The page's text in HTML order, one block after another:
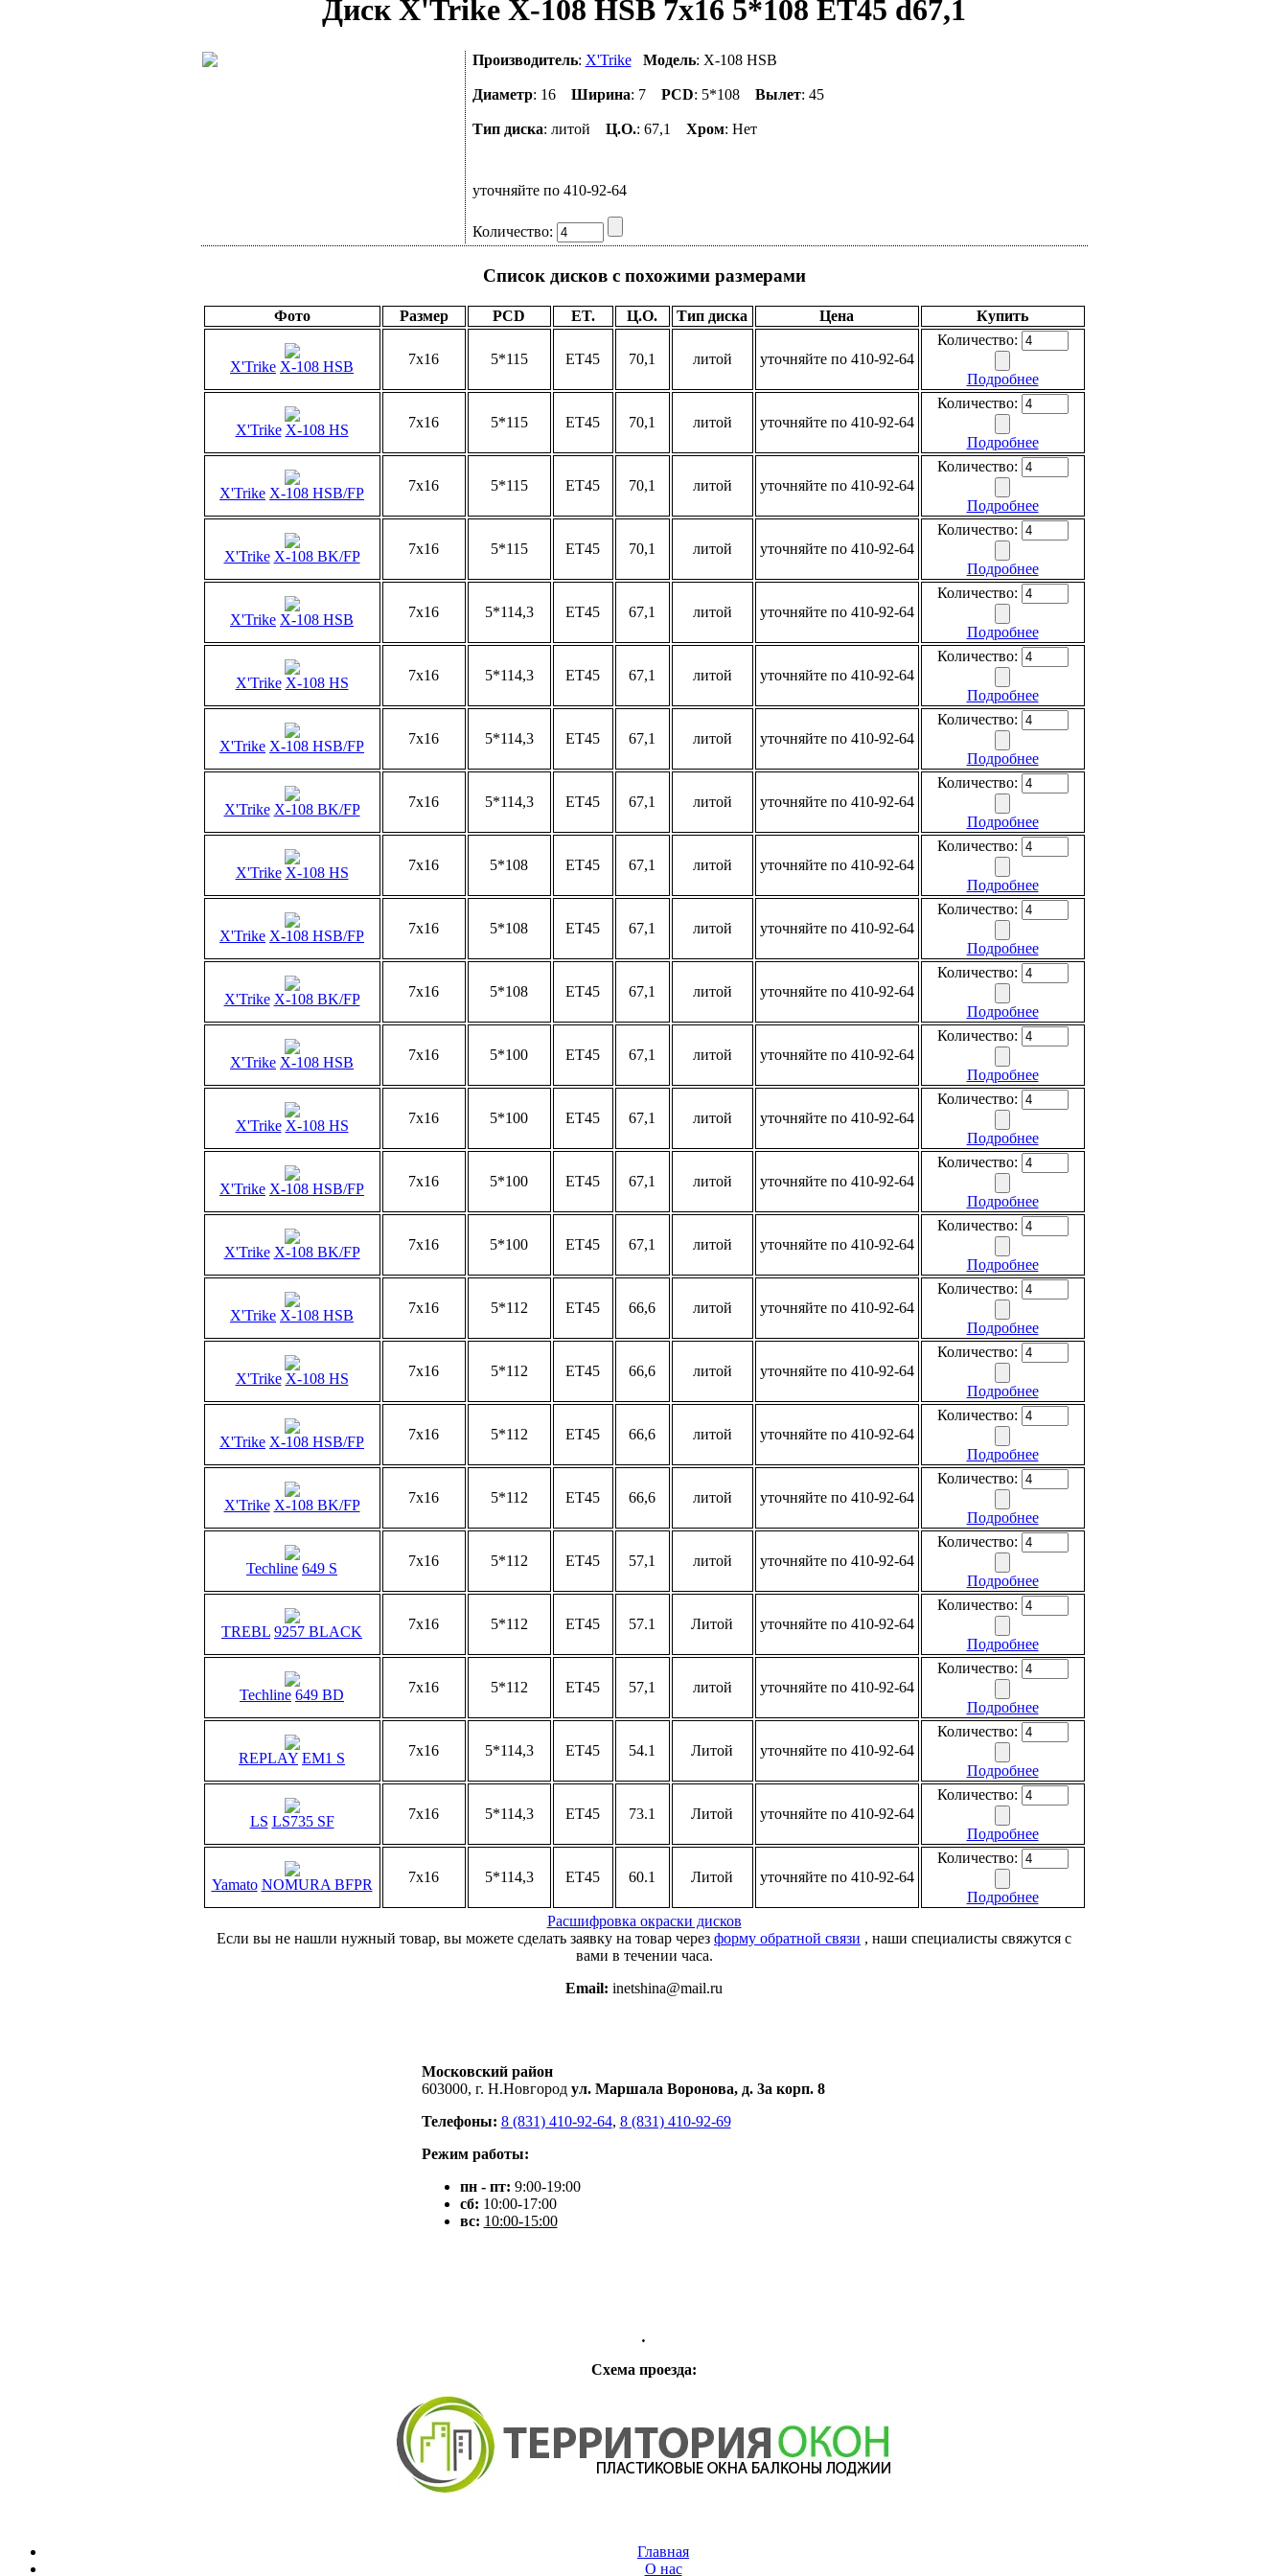
Диск X'Trike X-108 HSB 7x16 5*108 ET45 d67,1
Производитель: X'Trike Модель: X-108 HSB
Диаметр: 16 Ширина: 7 PCD: 5*108 Вылет: 45
Тип диска: литой Ц.О.: 67,1 Хром: Нет
уточняйте по 410-92-64
Количество:
Список дисков с похожими размерами
Фото Размер PCD ET. Ц.О. Тип диска Цена Купить
X'Trike X-108 HSB 7x16 5*115 ET45 70,1 литой уточняйте по 410-92-64
Количество:
Подробнее
X'Trike X-108 HS 7x16 5*115 ET45 70,1 литой уточняйте по 410-92-64
Количество:
Подробнее
X'Trike X-108 HSB/FP 7x16 5*115 ET45 70,1 литой уточняйте по 410-92-64
Количество:
Подробнее
X'Trike X-108 BK/FP 7x16 5*115 ET45 70,1 литой уточняйте по 410-92-64
Количество:
Подробнее
X'Trike X-108 HSB 7x16 5*114,3 ET45 67,1 литой уточняйте по 410-92-64
Количество:
Подробнее
X'Trike X-108 HS 7x16 5*114,3 ET45 67,1 литой уточняйте по 410-92-64
Количество:
Подробнее
X'Trike X-108 HSB/FP 7x16 5*114,3 ET45 67,1 литой уточняйте по 410-92-64
Количество:
Подробнее
X'Trike X-108 BK/FP 7x16 5*114,3 ET45 67,1 литой уточняйте по 410-92-64
Количество:
Подробнее
X'Trike X-108 HS 7x16 5*108 ET45 67,1 литой уточняйте по 410-92-64
Количество:
Подробнее
X'Trike X-108 HSB/FP 7x16 5*108 ET45 67,1 литой уточняйте по 410-92-64
Количество:
Подробнее
X'Trike X-108 BK/FP 7x16 5*108 ET45 67,1 литой уточняйте по 410-92-64
Количество:
Подробнее
X'Trike X-108 HSB 7x16 5*100 ET45 67,1 литой уточняйте по 410-92-64
Количество:
Подробнее
X'Trike X-108 HS 7x16 5*100 ET45 67,1 литой уточняйте по 410-92-64
Количество:
Подробнее
X'Trike X-108 HSB/FP 7x16 5*100 ET45 67,1 литой уточняйте по 410-92-64
Количество:
Подробнее
X'Trike X-108 BK/FP 7x16 5*100 ET45 67,1 литой уточняйте по 410-92-64
Количество:
Подробнее
X'Trike X-108 HSB 7x16 5*112 ET45 66,6 литой уточняйте по 410-92-64
Количество:
Подробнее
X'Trike X-108 HS 7x16 5*112 ET45 66,6 литой уточняйте по 410-92-64
Количество:
Подробнее
X'Trike X-108 HSB/FP 7x16 5*112 ET45 66,6 литой уточняйте по 410-92-64
Количество:
Подробнее
X'Trike X-108 BK/FP 7x16 5*112 ET45 66,6 литой уточняйте по 410-92-64
Количество:
Подробнее
Techline 649 S 7x16 5*112 ET45 57,1 литой уточняйте по 410-92-64
Количество:
Подробнее
TREBL 9257 BLACK 7x16 5*112 ET45 57.1 Литой уточняйте по 410-92-64
Количество:
Подробнее
Techline 649 BD 7x16 5*112 ET45 57,1 литой уточняйте по 410-92-64
Количество:
Подробнее
REPLAY EM1 S 7x16 5*114,3 ET45 54.1 Литой уточняйте по 410-92-64
Количество:
Подробнее
LS LS735 SF 7x16 5*114,3 ET45 73.1 Литой уточняйте по 410-92-64
Количество:
Подробнее
Yamato NOMURA BFPR 7x16 5*114,3 ET45 60.1 Литой уточняйте по 410-92-64
Количество:
Подробнее
Расшифровка окраски дисков
Если вы не нашли нужный товар, вы можете сделать заявку на товар через форму обратной связи , наши специалисты свяжутся с
вами в течении часа.
Email: inetshina@mail.ru
Московский район
603000, г. Н.Новгород ул. Маршала Воронова, д. 3а корп. 8
Телефоны: 8 (831) 410-92-64, 8 (831) 410-92-69
Режим работы:
пн - пт: 9:00-19:00
сб: 10:00-17:00
вс: 10:00-15:00
.
Схема проезда:
Главная
О нас